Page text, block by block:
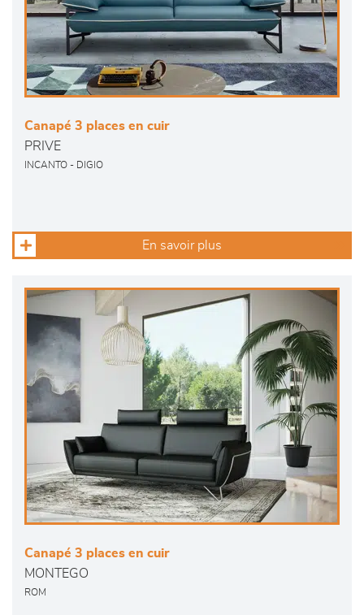
Canapé 3 places en cuir
PRIVE
INCANTO - DIGIO
En savoir plus
Canapé 3 places en cuir
MONTEGO
ROM